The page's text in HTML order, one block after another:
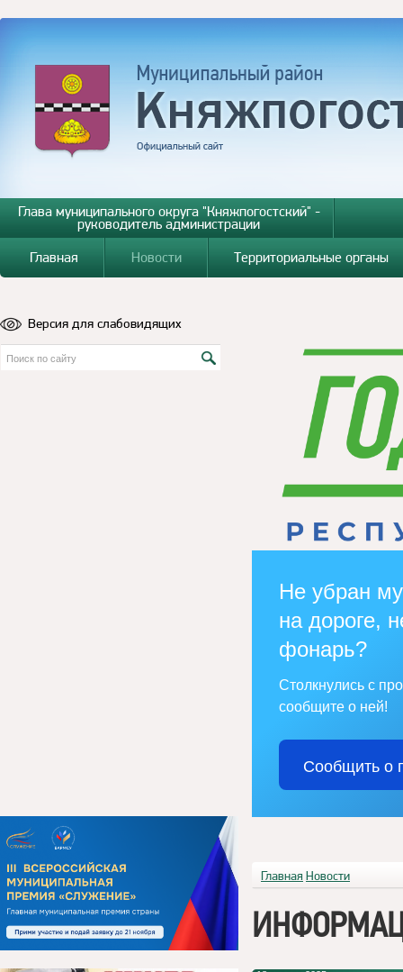
Глава муниципального округа "Княжпогостский" -
руководитель администрации
Главная
Новости Территориальные органы
Версия для слабовидящих
Не убран
на дороге,
фонарь?
Столкнулись с
сообщите о ней!
Сообщить о
Главная Новости